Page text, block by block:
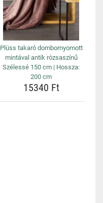
Plüss takaró dombornyomott
mintával antik rózsaszínű
Szélessé 150 cm | Hossza:
200 cm
15340 Ft